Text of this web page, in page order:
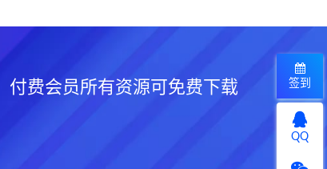
付费会员所有资源可免费下载 签到
QQ